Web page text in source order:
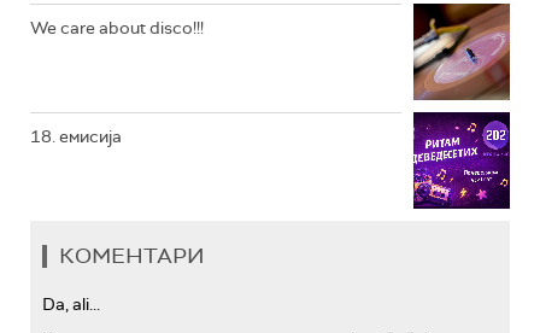
We care about disco!!!
18. емисија
КОМЕНТАРИ
Da, ali...